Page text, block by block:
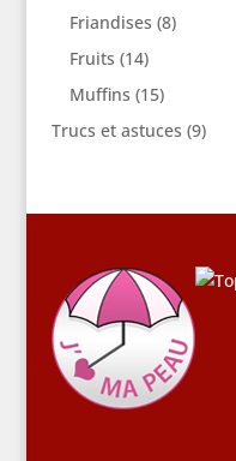
Friandises (8)
Fruits (14)
Muffins (15)
Trucs et astuces (9)